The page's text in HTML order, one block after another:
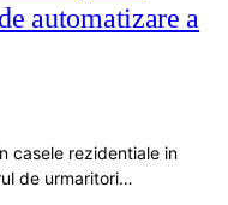
automatizare a
casele rezidentiale in
de urmaritori…